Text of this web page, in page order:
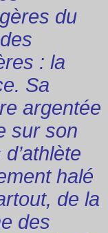
du
: la
Sa
argentée
sur son
halé
de la
des